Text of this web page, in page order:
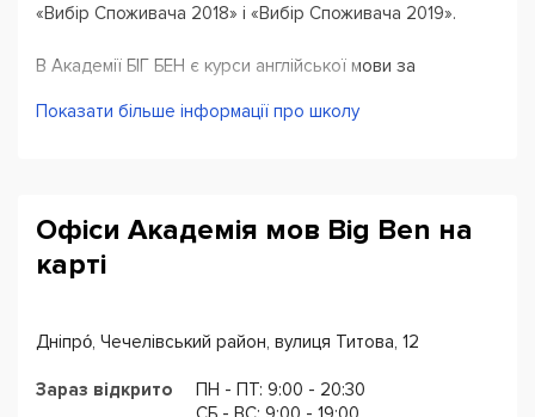
«Вибір Споживача 2018» і «Вибір Споживача 2019».
В Академії БІГ БЕН є курси англійської мови за
англійський для старшокласників
підготовка до ЗНО
підготовка до іспитів IELTS, TOEFL, KET, PET
Скажіть нам Вашу мету у вивченні англійської мови, і ми
Показати більше інформації про школу
Офіси Академія мов Big Ben на
карті
Дніпро́, Чечелівський район, вулиця Титова, 12
Зараз відкрито
ПН - ПТ: 9:00 - 20:30